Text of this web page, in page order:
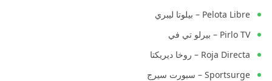
Pelota Libre – بيلوتا ليبري
Pirlo TV – بيرلو تي في
Roja Directa – روخا ديريكتا
Sportsurge – سبورت سيرج